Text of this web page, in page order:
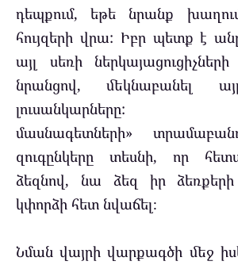
դեպքում, եթե նրանք
հույզերի վրա: Իբր պետք է
այլ սեռի
նրանցով, մեկնաբանել
լուսանկարները:
մասնագետների»
զուգընկերը տեսնի, որ
ձեզնով, նա ձեզ իր
կփորձի հետ նվաճել։
Նման վայրի վարքագծի մեջ